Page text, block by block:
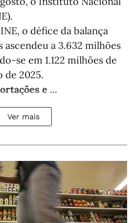
o défice da balança
a 3.632 milhões
se em 1.122 milhões de
de 2025.
e ...
Ver mais